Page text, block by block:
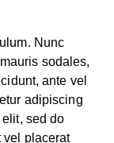
Nunc
sodales,
ante vel
adipiscing
sed do
vel placerat